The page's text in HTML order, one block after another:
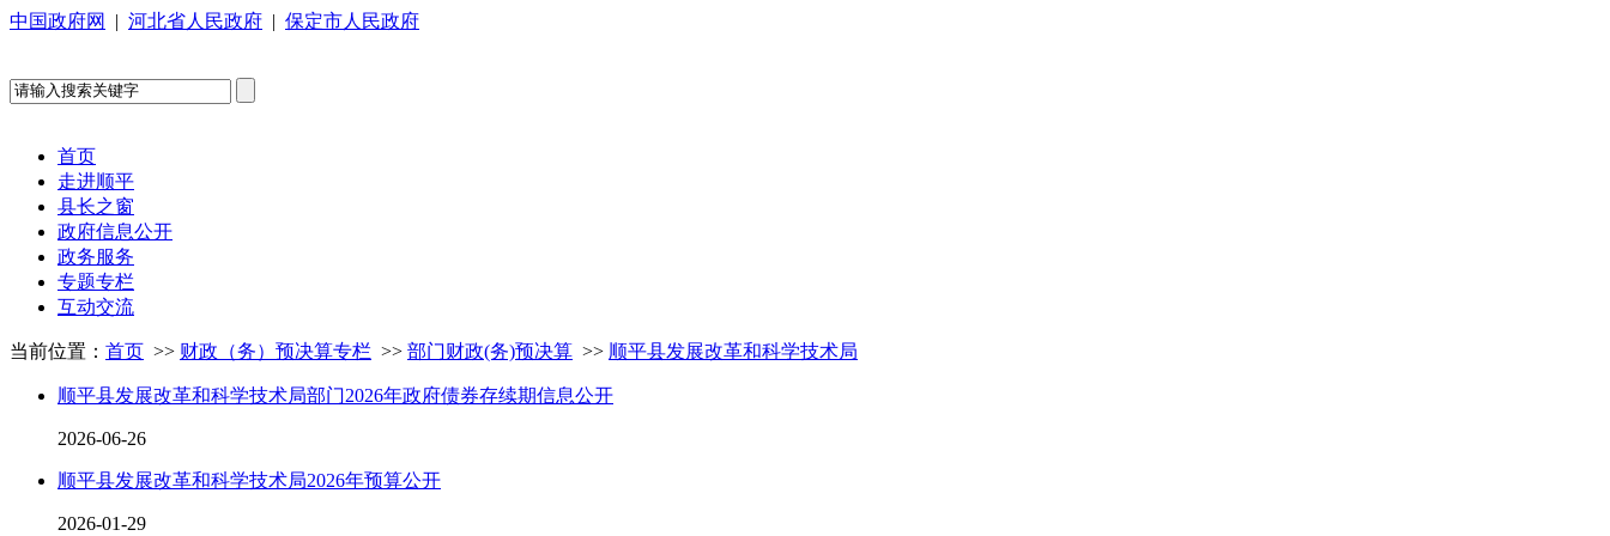
中国政府网 | 河北省人民政府 | 保定市人民政府
首页
走进顺平
县长之窗
政府信息公开
政务服务
专题专栏
互动交流
当前位置： 首页 >> 财政（务）预决算专栏 >> 部门财政(务)预决算 >> 顺平县发展改革和科学技术局
顺平县发展改革和科学技术局部门2026年政府债券存续期信息公开
2026-06-26
顺平县发展改革和科学技术局2026年预算公开
2026-01-29